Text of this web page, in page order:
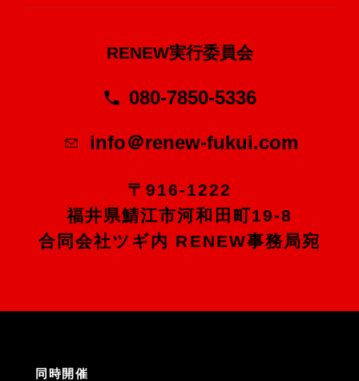
RENEW実行委員会
080-7850-5336
info＠renew-fukui.com
〒916-1222
福井県鯖江市河和田町19-8
合同会社ツギ内 RENEW事務局宛
同時開催